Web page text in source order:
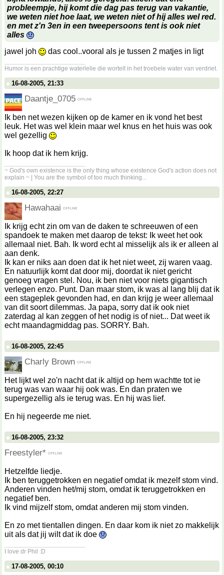
probleempje, hij komt die dag pas terug van vakantie,
we weten niet hoe laat, we weten niet of hij alles wel red.
en met z'n 3en in een tweepersoons tent is ook niet
alles
jawel joh
das cool..vooral als je tussen 2 matjes in ligt
Humor is een prachtige waterlelie die wortelt in het troebele water van verdriet.
16-08-2005, 21:33
Daantje_0705
Ik ben net wezen kijken op de kamer en ik vond het best
leuk. Het was wel klein maar wel knus en het huis was ook
wel gezellig
Ik hoop dat ik hem krijg.
~ God's own existence is the only thing whose existence God's action does not
explain ~ | You are the symbol of too much thinking...
16-08-2005, 22:27
Hawahaai
Ik krijg echt zin om van de daken te schreeuwen of een
spandoek te maken met daarop de tekst: Ik weet het ook
allemaal niet. Bah. Ik word echt al misselijk als ik er alleen al
aan denk.
Ik kan er niks aan doen dat ik het niet weet, zij waren vaag.
En natuurlijk komt dat door mij, doordat ik niet gericht
genoeg vragen stel. Nou, ik ben niet voor niets gigantisch
verlegen enzo. Punt. Dan maar stom, ik was al lang blij dat ik
een stageplek gevonden had, en dan krijg je weer allemaal
van dit soort dilemmas. Ja papa, sorry dat ik ook niet
zaterdag al kan zeggen of het nodig is of niet... Dat weet ik
echt maandagmiddag pas. SORRY. Bah.
16-08-2005, 22:45
Charly Brown
Het lijkt wel zo'n nacht dat ik altijd op hem wachtte tot ie
terug was van waar hij ook was. En dan praten we
supergezellig als ie terug was. En hij was lief.
En hij negeerde me niet.
16-08-2005, 23:32
Freestyler*
Hetzelfde liedje.
Ik ben teruggetrokken en negatief omdat ik mezelf stom vind.
Anderen vinden het/mij stom, omdat ik teruggetrokken en
negatief ben.
Ik vind mijzelf stom, omdat anderen mij stom vinden.
En zo met tientallen dingen. En daar kom ik niet zo makkelijk
uit als dat jij wilt dat ik doe
I love dr Phil :D
17-08-2005, 00:10